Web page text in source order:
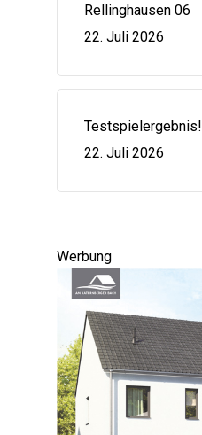
Rellinghausen 06
22. Juli 2026
Testspielergebnis!
22. Juli 2026
Werbung